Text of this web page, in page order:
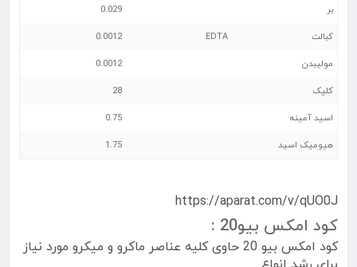
بر 0.029
کبالت EDTA
0.0012
مولیبدن 0.0012
کلپک 28
اسید آمینه 0.75
هیومیک اسید 1.75
https://aparat.com/v/qUO0J
کود امکس بیو20 :
کود امکس بیو 20 حاوی کلیه عناصر ماکرو و میکرو مورد نیاز